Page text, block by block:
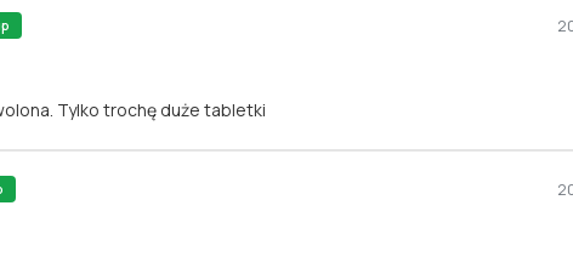
Tylko trochę duże tabletki